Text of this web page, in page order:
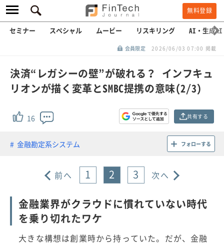
無料登録
セミナー スペシャル ムービー リスキリング AI・生成AI
会員限定 2026/06/03 07:00 掲載
決済“レガシーの壁”が破れる？ インフキュ
リオンが描く変革とSMBC提携の意味(2/3)
16 共有する
金融勘定系システム フォローする
前へ 1 2 3 次へ
金融業界がクラウドに慣れていない時代
を乗り切れたワケ
大きな構想は創業時から持っていた。だが、金融